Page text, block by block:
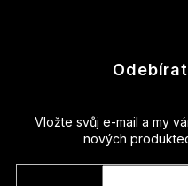
Vložte svůj e-mail a my
nových